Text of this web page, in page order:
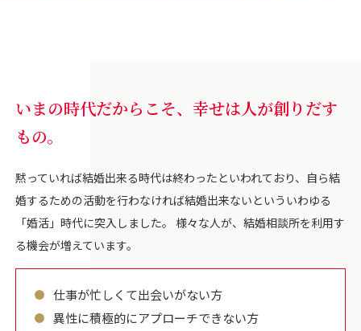
いまの時代だからこそ、幸せは人が創りだす
もの。
黙っていれば結婚出来る時代は終わったといわれており、自ら結
婚するための活動を行わなければ結婚出来ないといういわゆる
「婚活」時代に突入しました。 様々な人が、結婚相談所を利用す
る機会が増えています。
仕事が忙しくて出会いがない方
異性に積極的にアプローチできない方